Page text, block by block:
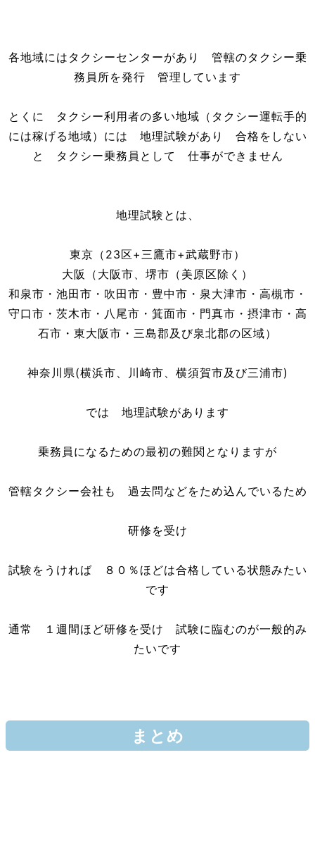
各地域にはタクシーセンターがあり 管轄のタクシー乗
務員所を発行 管理しています
とくに タクシー利用者の多い地域（タクシー運転手的
には稼げる地域）には 地理試験があり 合格をしない
と タクシー乗務員として 仕事ができません
地理試験とは、
東京（23区+三鷹市+武蔵野市）
大阪（大阪市、堺市（美原区除く）
和泉市・池田市・吹田市・豊中市・泉大津市・高槻市・
守口市・茨木市・八尾市・箕面市・門真市・摂津市・高
石市・東大阪市・三島郡及び泉北郡の区域）
神奈川県(横浜市、川崎市、横須賀市及び三浦市)
では 地理試験があります
乗務員になるための最初の難関となりますが
管轄タクシー会社も 過去問などをため込んでいるため
研修を受け
試験をうければ ８０％ほどは合格している状態みたい
です
通常 １週間ほど研修を受け 試験に臨むのが一般的み
たいです
まとめ